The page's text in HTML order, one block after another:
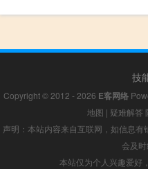
技
Copyright © 2012 - 2026 E客网络
地图 | 疑难解答
声明：本站内容来自互联网，如信息
会及
本站仅为个人兴趣爱好